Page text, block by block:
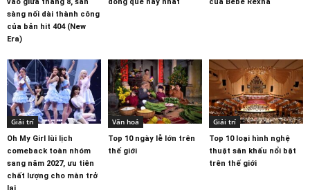
sàng nối dài thành công
của bản hit 404 (New
Era)
Giải trí
Oh My Girl lùi lịch
comeback toàn nhóm
sang năm 2027, ưu tiên
chất lượng cho màn trở
Văn hoá
Top 10 ngày lễ lớn trên
thế giới
Giải trí
Top 10 loại hình nghệ
thuật sân khấu nổi bật
trên thế giới